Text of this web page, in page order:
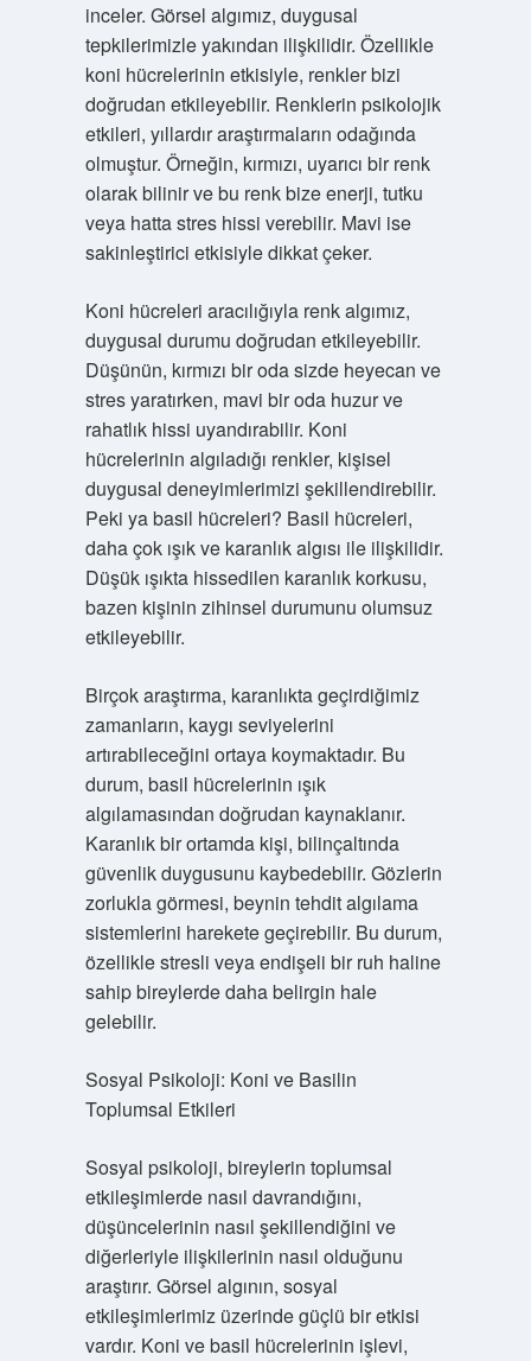
inceler. Görsel algımız, duygusal
tepkilerimizle yakından ilişkilidir. Özellikle
koni hücrelerinin etkisiyle, renkler bizi
doğrudan etkileyebilir. Renklerin psikolojik
etkileri, yıllardır araştırmaların odağında
olmuştur. Örneğin, kırmızı, uyarıcı bir renk
olarak bilinir ve bu renk bize enerji, tutku
veya hatta stres hissi verebilir. Mavi ise
sakinleştirici etkisiyle dikkat çeker.
Koni hücreleri aracılığıyla renk algımız,
duygusal durumu doğrudan etkileyebilir.
Düşünün, kırmızı bir oda sizde heyecan ve
stres yaratırken, mavi bir oda huzur ve
rahatlık hissi uyandırabilir. Koni
hücrelerinin algıladığı renkler, kişisel
duygusal deneyimlerimizi şekillendirebilir.
Peki ya basil hücreleri? Basil hücreleri,
daha çok ışık ve karanlık algısı ile ilişkilidir.
Düşük ışıkta hissedilen karanlık korkusu,
bazen kişinin zihinsel durumunu olumsuz
etkileyebilir.
Birçok araştırma, karanlıkta geçirdiğimiz
zamanların, kaygı seviyelerini
artırabileceğini ortaya koymaktadır. Bu
durum, basil hücrelerinin ışık
algılamasından doğrudan kaynaklanır.
Karanlık bir ortamda kişi, bilinçaltında
güvenlik duygusunu kaybedebilir. Gözlerin
zorlukla görmesi, beynin tehdit algılama
sistemlerini harekete geçirebilir. Bu durum,
özellikle stresli veya endişeli bir ruh haline
sahip bireylerde daha belirgin hale
gelebilir.
Sosyal Psikoloji: Koni ve Basilin
Toplumsal Etkileri
Sosyal psikoloji, bireylerin toplumsal
etkileşimlerde nasıl davrandığını,
düşüncelerinin nasıl şekillendiğini ve
diğerleriyle ilişkilerinin nasıl olduğunu
araştırır. Görsel algının, sosyal
etkileşimlerimiz üzerinde güçlü bir etkisi
vardır. Koni ve basil hücrelerinin işlevi,